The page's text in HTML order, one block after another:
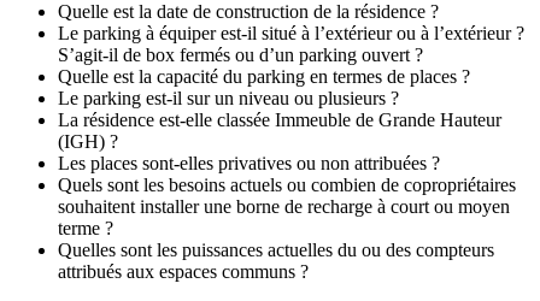
Quelle est la date de construction de la résidence ?
Le parking à équiper est-il situé à l’extérieur ou à l’extérieur ?
S’agit-il de box fermés ou d’un parking ouvert ?
Quelle est la capacité du parking en termes de places ?
Le parking est-il sur un niveau ou plusieurs ?
La résidence est-elle classée Immeuble de Grande Hauteur
(IGH) ?
Les places sont-elles privatives ou non attribuées ?
Quels sont les besoins actuels ou combien de copropriétaires
souhaitent installer une borne de recharge à court ou moyen
terme ?
Quelles sont les puissances actuelles du ou des compteurs
attribués aux espaces communs ?